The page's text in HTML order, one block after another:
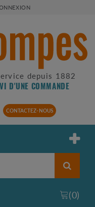
depuis 1882
D'UNE COMMANDE
CONTACTEZ-NOUS
(0)